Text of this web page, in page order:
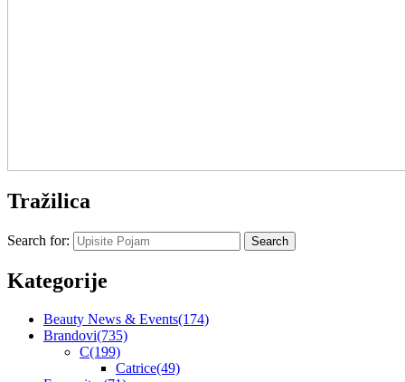
Tražilica
Search for:
Kategorije
Beauty News & Events(174)
Brandovi(735)
C(199)
Catrice(49)